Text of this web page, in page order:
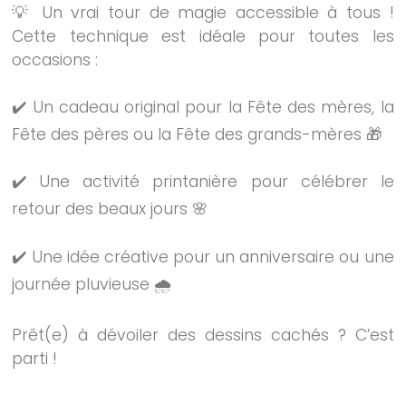
💡 Un vrai tour de magie accessible à tous !
Cette technique est idéale pour toutes les
occasions :
✔️ Un cadeau original pour la Fête des mères, la
Fête des pères ou la Fête des grands-mères 🎁
✔️ Une activité printanière pour célébrer le
retour des beaux jours 🌸
✔️ Une idée créative pour un anniversaire ou une
journée pluvieuse 🌧️
Prêt(e) à dévoiler des dessins cachés ? C’est
parti !